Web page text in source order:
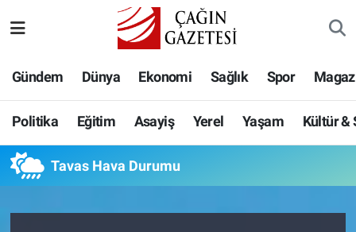
Gündem Dünya Ekonomi Sağlık Spor
Politika Eğitim Asayiş Yerel Yaşam Kültür &
Tavas Hava Durumu
Eğitim
Asayiş
Yerel
Hava Durumu
Namaz Vakitleri
Trafik Durumu